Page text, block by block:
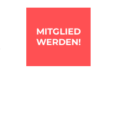
MITGLIED
WERDEN!